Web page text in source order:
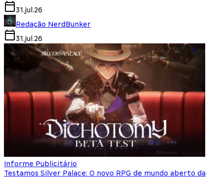
31.jul.26
Redação NerdBunker
31.jul.26
Informe Publicitário
Testamos Silver Palace: O novo RPG de mundo aberto da